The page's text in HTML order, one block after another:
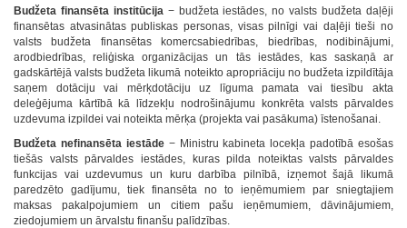
Budžeta finansēta institūcija − budžeta iestādes, no valsts budžeta daļēji
finansētas atvasinātas publiskas personas, visas pilnīgi vai daļēji tieši no
valsts budžeta finansētas komercsabiedrības, biedrības, nodibinājumi,
arodbiedrības, reliģiska organizācijas un tās iestādes, kas saskaņā ar
gadskārtējā valsts budžeta likumā noteikto apropriāciju no budžeta izpildītāja
saņem dotāciju vai mērķdotāciju uz līguma pamata vai tiesību akta
deleģējuma kārtībā kā līdzekļu nodrošinājumu konkrēta valsts pārvaldes
uzdevuma izpildei vai noteikta mērķa (projekta vai pasākuma) īstenošanai.
Budžeta nefinansēta iestāde − Ministru kabineta locekļa padotībā esošas
tiešās valsts pārvaldes iestādes, kuras pilda noteiktas valsts pārvaldes
funkcijas vai uzdevumus un kuru darbība pilnībā, izņemot šajā likumā
paredzēto gadījumu, tiek finansēta no to ieņēmumiem par sniegtajiem
maksas pakalpojumiem un citiem pašu ieņēmumiem, dāvinājumiem,
ziedojumiem un ārvalstu finanšu palīdzības.